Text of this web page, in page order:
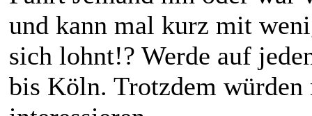
und kann mal kurz mit
sich lohnt!? Werde auf
bis Köln. Trotzdem